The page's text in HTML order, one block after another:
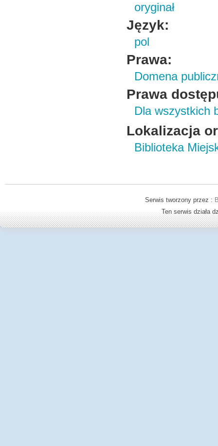
oryginał
Język:
pol
Prawa:
Domena
Prawa
Dla wszystkich
Lokalizacja
Biblioteka
Serwis tworzony przez :
Ten serwis działa